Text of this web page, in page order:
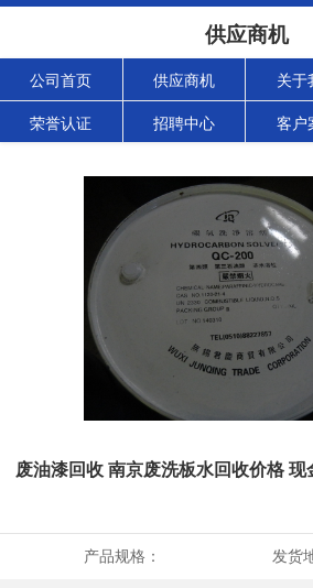
供应商机
公司首页 供应商机 关于
荣誉认证 招聘中心 客户
废油漆回收 南京废洗板水回收价格 现
产品规格： 发货